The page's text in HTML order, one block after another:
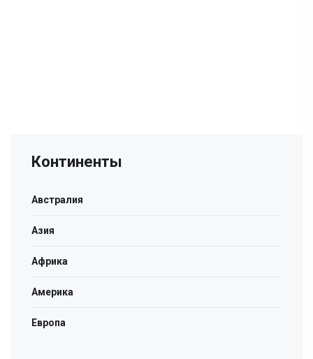
Континенты
Австралия
Азия
Африка
Америка
Европа